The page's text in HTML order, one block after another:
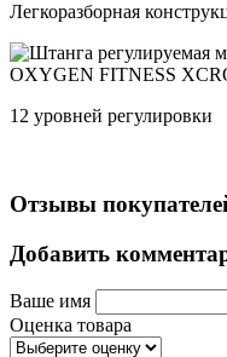
Легкоразборная
12 уровней регулировки
Отзывы
Добавить
Ваше имя
Оценка товара